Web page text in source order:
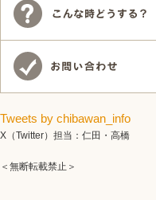
Tweets by chibawan_info
X（Twitter）担当：仁田・高橋
＜無断転載禁止＞